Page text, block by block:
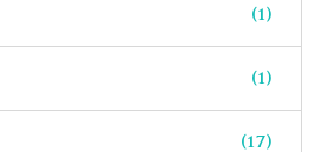
(1)
(1)
(17)